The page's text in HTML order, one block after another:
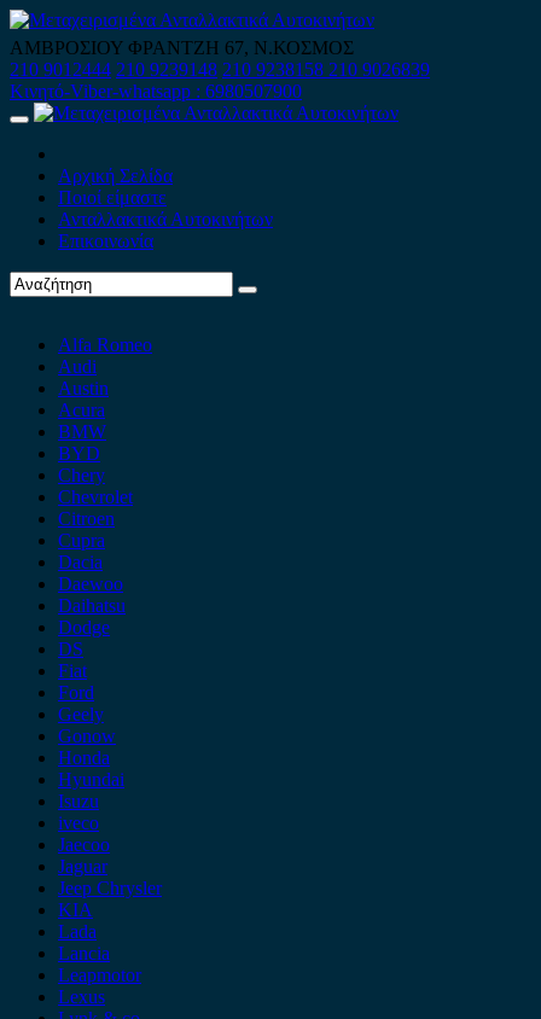
Skip
to
content
ΑΜΒΡΟΣΙΟΥ ΦΡΑΝΤΖΗ 67, Ν.ΚΟΣΜΟΣ
210 9012444 210 9239148 210 9238158 210 9026839
Κινητό-Viber-whatsapp : 6980507900
Primary
Αρχική Σελίδα
Ποιοί είμαστε
Ανταλλακτικά Αυτοκινήτων
Επικοινωνία
Alfa Romeo
Audi
Austin
Acura
BMW
BYD
Chery
Chevrolet
Citroen
Cupra
Dacia
Daewoo
Daihatsu
Dodge
DS
Fiat
Ford
Geely
Gonow
Honda
Hyundai
Isuzu
iveco
Jaecoo
Jaguar
Jeep Chrysler
KIA
Lada
Lancia
Leapmotor
Lexus